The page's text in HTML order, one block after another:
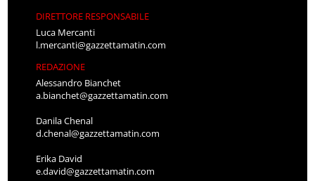
DIRETTORE RESPONSABILE
Luca Mercanti
l.mercanti@gazzettamatin.com
REDAZIONE
Alessandro Bianchet
a.bianchet@gazzettamatin.com
Danila Chenal
d.chenal@gazzettamatin.com
Erika David
e.david@gazzettamatin.com